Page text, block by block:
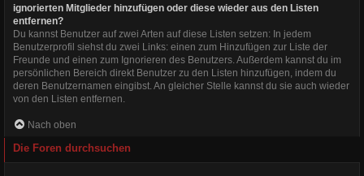
ignorierten Mitglieder hinzufügen oder diese wieder aus den Listen
entfernen?
Du kannst Benutzer auf zwei Arten auf diese Listen setzen: In jedem
Benutzerprofil siehst du zwei Links: einen zum Hinzufügen zur Liste der
Freunde und einen zum Ignorieren des Benutzers. Außerdem kannst du im
persönlichen Bereich direkt Benutzer zu den Listen hinzufügen, indem du
deren Benutzernamen eingibst. An gleicher Stelle kannst du sie auch wieder
von den Listen entfernen.
Nach oben
Die Foren durchsuchen